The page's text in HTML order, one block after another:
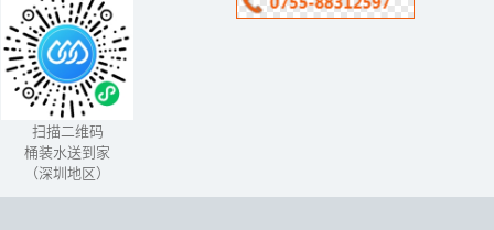
幼儿夏季饮水常常有许多
误区：一是口渴的表达方
式不同，幼儿尤其是婴幼
儿常因口渴而哭闹，这时
家长往往误认为是饥饿，
急忙喂食，...
扫描二维码
桶装水送到家
（深圳地区）